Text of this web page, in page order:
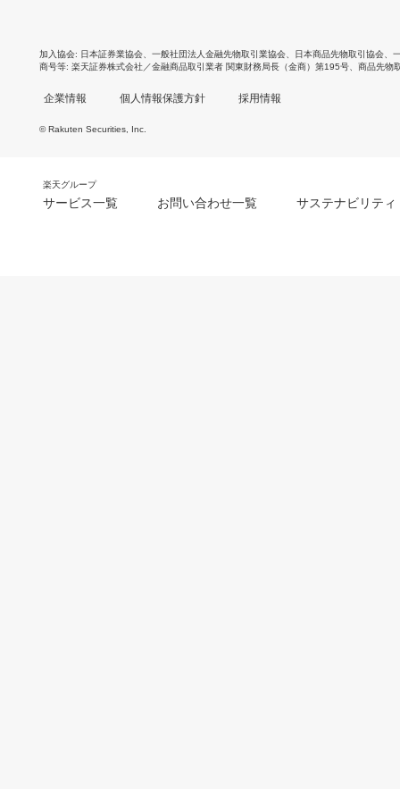
加入協会 日本証券業協会 一般社団法人金融先物取引業協会 日本商品先物取引協会
商号等 楽天証券株式会社／金融商品取引業者 関東財務局長（金商）第195号、商品先物
企業情報 個人情報保護方針 採用情報
© Rakuten Securities, Inc.
楽天グループ
サービス一覧 お問い合わせ一覧 サステナビリティ